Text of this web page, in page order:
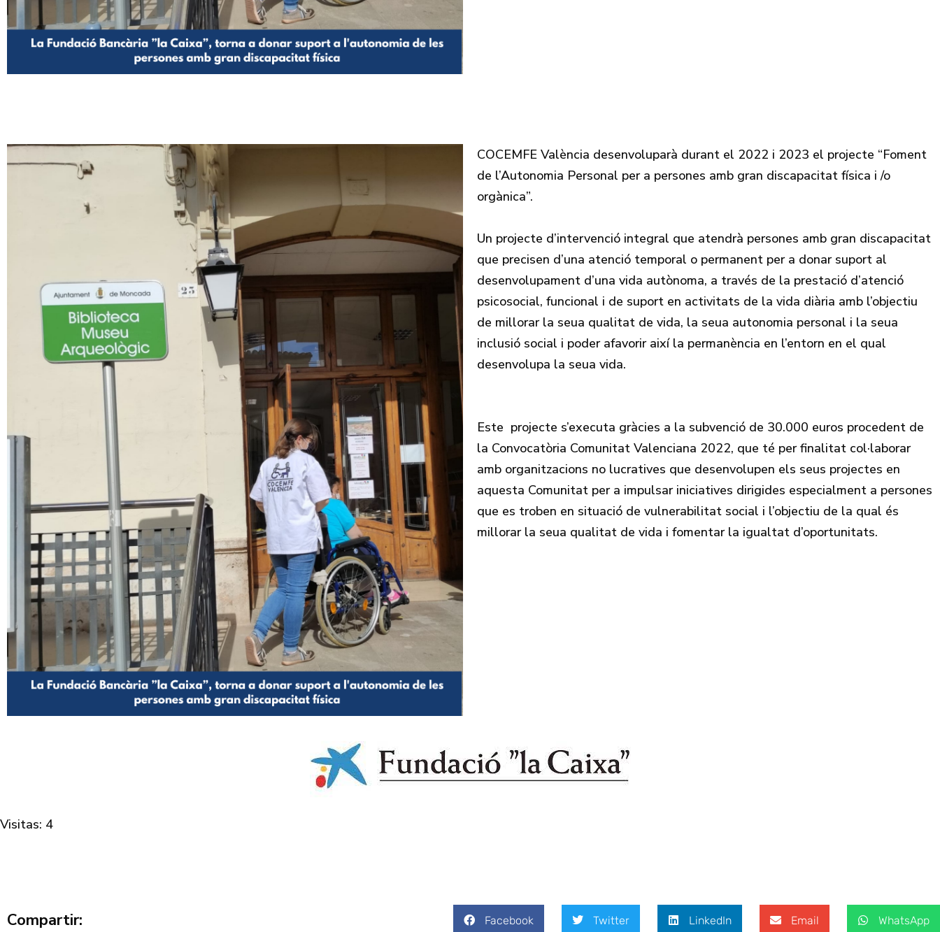
COCEMFE València desenvoluparà durant el 2022 i 2023 el projecte “Foment
de l’Autonomia Personal per a persones amb gran discapacitat física i /o
orgànica”.
Un projecte d’intervenció integral que atendrà persones amb gran discapacitat
que precisen d’una atenció temporal o permanent per a donar suport al
desenvolupament d’una vida autònoma, a través de la prestació d’atenció
psicosocial, funcional i de suport en activitats de la vida diària amb l’objectiu
de millorar la seua qualitat de vida, la seua autonomia personal i la seua
inclusió social i poder afavorir així la permanència en l’entorn en el qual
desenvolupa la seua vida.
Este projecte s’executa gràcies a la subvenció de 30.000 euros procedent de
la Convocatòria Comunitat Valenciana 2022, que té per finalitat col·laborar
amb organitzacions no lucratives que desenvolupen els seus projectes en
aquesta Comunitat per a impulsar iniciatives dirigides especialment a persones
que es troben en situació de vulnerabilitat social i l’objectiu de la qual és
millorar la seua qualitat de vida i fomentar la igualtat d’oportunitats.
Visitas: 4
Compartir: Facebook Twitter LinkedIn Email WhatsApp